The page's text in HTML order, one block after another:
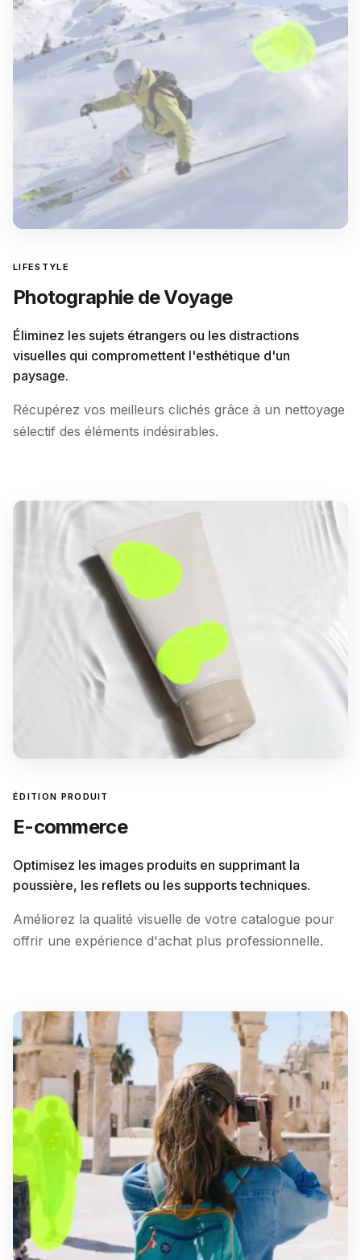
LIFESTYLE
Photographie de Voyage
Éliminez les sujets étrangers ou les distractions
visuelles qui compromettent l'esthétique d'un
paysage.
Récupérez vos meilleurs clichés grâce à un nettoyage
sélectif des éléments indésirables.
ÉDITION PRODUIT
E-commerce
Optimisez les images produits en supprimant la
poussière, les reflets ou les supports techniques.
Améliorez la qualité visuelle de votre catalogue pour
offrir une expérience d'achat plus professionnelle.